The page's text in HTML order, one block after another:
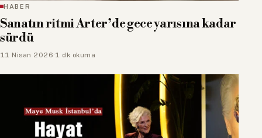
HABER
Sanatın ritmi Arter’de gece yarısına kadar
sürdü
11 Nisan 2026·1 dk okuma